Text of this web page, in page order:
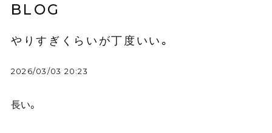
BLOG
やりすぎくらいが丁度いい。
2026/03/03 20:23
長い。